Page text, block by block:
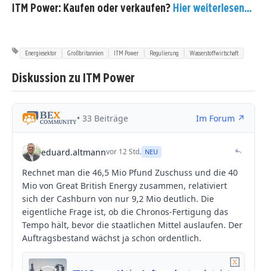
ITM Power: Kaufen oder verkaufen? Hier weiterlesen...
Energiesektor Großbritannien ITM Power Regulierung Wasserstoffwirtschaft
Diskussion zu ITM Power